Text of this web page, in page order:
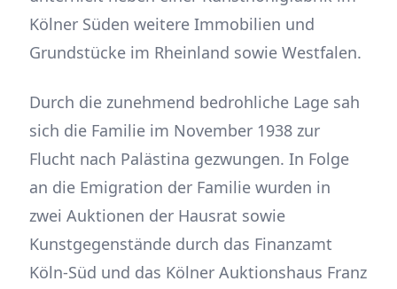
Kölner Süden weitere Immobilien und
Grundstücke im Rheinland sowie Westfalen.
Durch die zunehmend bedrohliche Lage sah
sich die Familie im November 1938 zur
Flucht nach Palästina gezwungen. In Folge
an die Emigration der Familie wurden in
zwei Auktionen der Hausrat sowie
Kunstgegenstände durch das Finanzamt
Köln-Süd und das Kölner Auktionshaus Franz